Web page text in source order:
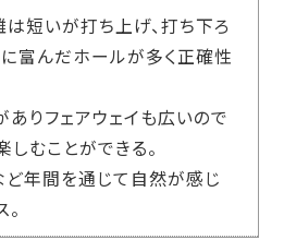
は短いが打ち上げ、打ち下ろ
富んだホールが多く正確性
ありフェアウェイも広いので
しむことができる。
年間を通じて自然が感じ